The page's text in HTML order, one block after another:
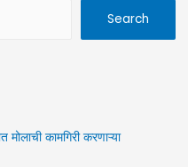
Search
कामगिरी करणाऱ्या